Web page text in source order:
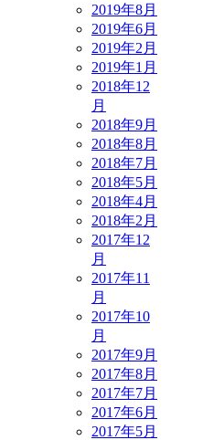
2019年8月
2019年6月
2019年2月
2019年1月
2018年12
月
2018年9月
2018年8月
2018年7月
2018年5月
2018年4月
2018年2月
2017年12
月
2017年11
月
2017年10
月
2017年9月
2017年8月
2017年7月
2017年6月
2017年5月